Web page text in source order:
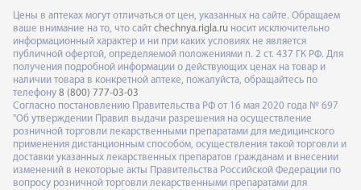
Цены в аптеках могут отличаться от цен, указанных на сайте. Обращаем
ваше внимание на то, что сайт chechnya.rigla.ru носит исключительно
информационный характер и ни при каких условиях не является
публичной офертой, определяемой положениями п. 2 ст. 437 ГК РФ. Для
получения подробной информации о действующих ценах на товар и
наличии товара в конкретной аптеке, пожалуйста, обращайтесь по
телефону 8 (800) 777-03-03
Согласно постановлению Правительства РФ от 16 мая 2020 года № 697
"Об утверждении Правил выдачи разрешения на осуществление
розничной торговли лекарственными препаратами для медицинского
применения дистанционным способом, осуществления такой торговли и
доставки указанных лекарственных препаратов гражданам и внесении
изменений в некоторые акты Правительства Российской Федерации по
вопросу розничной торговли лекарственными препаратами для